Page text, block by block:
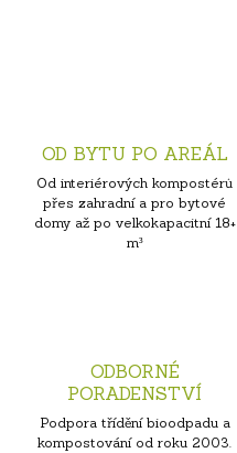
OD BYTU PO AREÁL
Od interiérových kompostérů
přes zahradní a pro bytové
domy až po velkokapacitní 18+
m³
ODBORNÉ
PORADENSTVÍ
Podpora třídění bioodpadu a
kompostování od roku 2003.